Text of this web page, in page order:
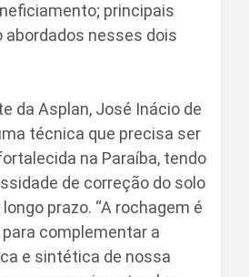
principais
abordados nesses dois
da Asplan, José Inácio de
técnica que precisa ser
na Paraíba, tendo
de correção do solo
prazo. “A rochagem é
complementar a
e sintética de nossa